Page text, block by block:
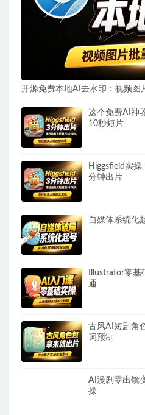
开源免费本地AI去水印：视频图
这个免费AI神
10秒短片
Higgsfield实
分钟出片
自媒体系统化
Illustrator零
通
古风AI短剧角
词预制
AI漫剧零出镜
操